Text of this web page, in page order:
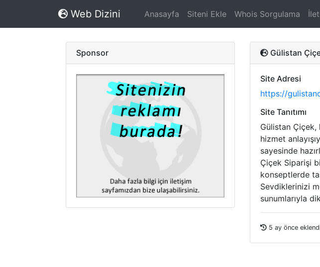
Web Dizini Anasayfa Siteni Ekle Whois Sorgulama
Sponsor Gülistan
Site Adresi
https://
Site Tanıtımı
Gülistan Çiçek,
hizmet
sayesinde
Çiçek Siparişi
konseptlerde
Sevdiklerinizi
sunumlarıyla
5 ay önce